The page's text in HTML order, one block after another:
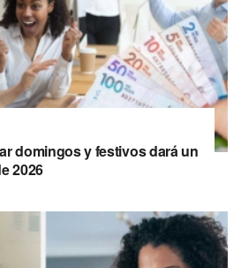
domingos y festivos dará un
2026